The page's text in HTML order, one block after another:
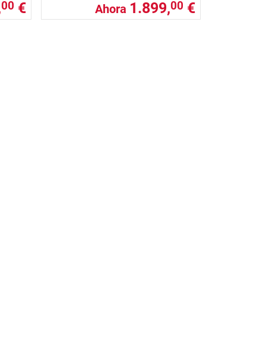
00 € Ahora 1.899,00 €